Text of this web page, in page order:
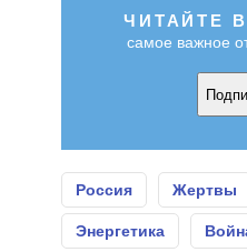
ЧИТАЙТЕ В
самое важное
Россия Жертвы
Энергетика